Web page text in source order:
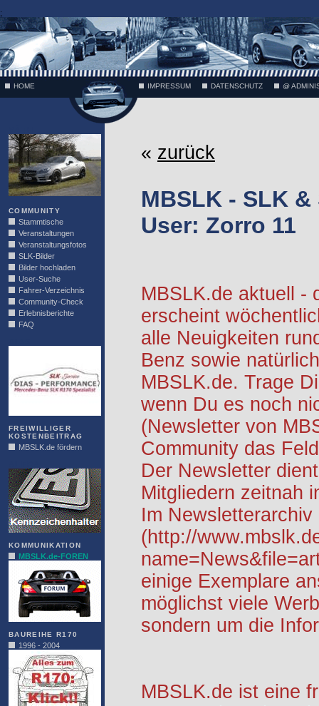
;
HOME IMPRESSUM DATENSCHUTZ @
COMMUNITY
Stammtische
Veranstaltungen
Veranstaltungsfotos
SLK-Bilder
Bilder hochladen
User-Suche
Fahrer-Verzeichnis
Community-Check
Erlebnisberichte
FAQ
FREIWILLIGER
KOSTENBEITRAG
MBSLK.de fördern
KOMMUNIKATION
MBSLK.de-FOREN
BAUREIHE R170
1996 - 2004
« zurück
MBSLK - SLK
User: Zorro 11
MBSLK.de aktuell -
erscheint
alle Neuigkeiten
Benz sowie
MBSLK.de. Trage
wenn Du es noch
(Newsletter von
Community das
Der Newsletter
Mitgliedern zeitnah
Im Newsletterarchiv
(http://
einige Exemplare
möglichst viele
sondern um die
MBSLK.de ist eine